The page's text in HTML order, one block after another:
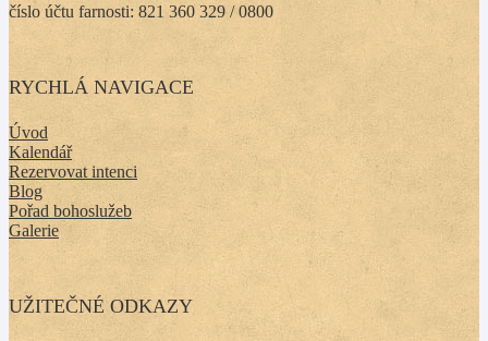
číslo účtu farnosti: 821 360 329 / 0800
RYCHLÁ NAVIGACE
Úvod
Kalendář
Rezervovat intenci
Blog
Pořad bohoslužeb
Galerie
UŽITEČNÉ ODKAZY